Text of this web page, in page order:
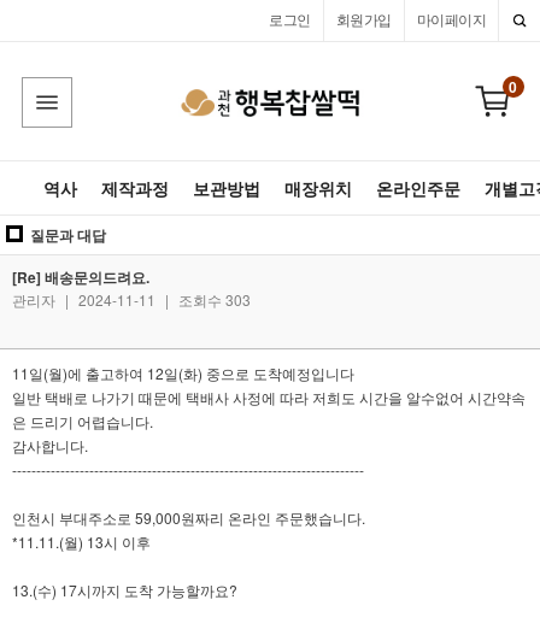
마이페이지
회원가입
로그인
0
역사 제작과정 보관방법 매장위치 온라인주문 개별
질문과 대답
[Re] 배송문의드려요.
관리자 | 2024-11-11 | 조회수 303
11일(월)에 출고하여 12일(화) 중으로 도착예정입니다
일반 택배로 나가기 때문에 택배사 사정에 따라 저희도 시간을 알수없어 시간약속
은 드리기 어렵습니다.
감사합니다.
-------------------------------------------------------------------------
인천시 부대주소로 59,000원짜리 온라인 주문했습니다.
*11.11.(월) 13시 이후
13.(수) 17시까지 도착 가능할까요?